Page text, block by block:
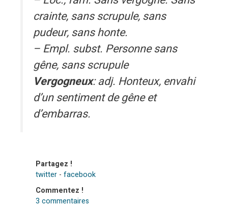
crainte, sans scrupule, sans
pudeur, sans honte.
– Empl. subst. Personne sans
gêne, sans scrupule
Vergogneux: adj. Honteux, envahi
d’un sentiment de gêne et
d’embarras.
Partagez !
twitter - facebook
Commentez !
3 commentaires